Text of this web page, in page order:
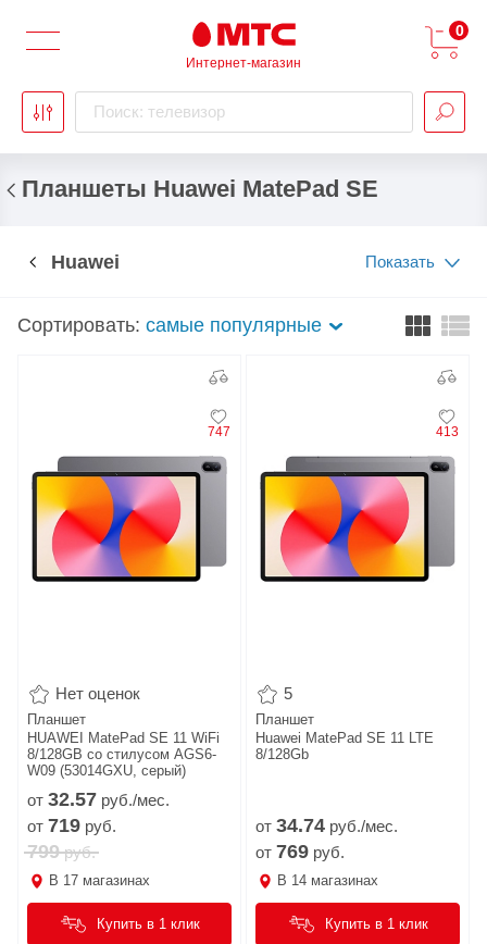
Интернет-магазин
Поиск: телевизор
0
Планшеты Huawei MatePad SE
Huawei Показать
Сортировать: самые популярные
747
Нет оценок
Планшет
HUAWEI MatePad SE 11 WiFi
8/128GB со стилусом AGS6-
W09 (53014GXU, серый)
от 32.57 руб./мес.
от 719 руб.
799руб.
В 17 магазинах
Купить в 1 клик
413
5
Планшет
Huawei MatePad SE 11 LTE
8/128Gb
от 34.74 руб./мес.
от 769 руб.
В 14 магазинах
Купить в 1 клик